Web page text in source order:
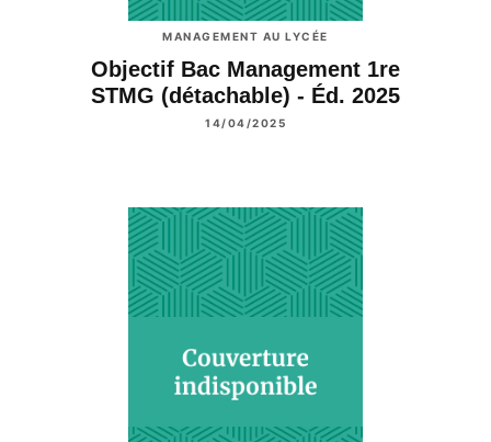
MANAGEMENT AU LYCÉE
Objectif Bac Management 1re
STMG (détachable) - Éd. 2025
14/04/2025